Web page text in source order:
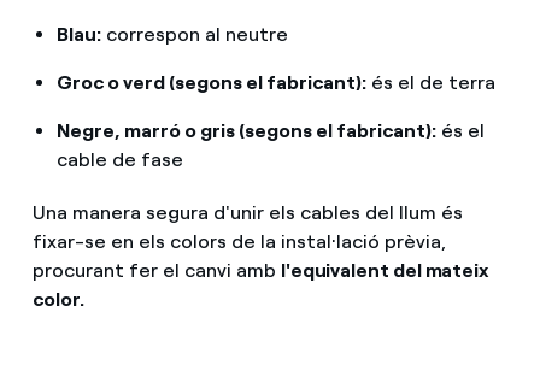
Blau:correspon al neutre
Groc o verd (segons el fabricant):és el de terra
Negre, marró o gris (segons el fabricant):és el
cable de fase
Una manera segura d'unir els cables del llum és
fixar-se en els colors de la instal·lació prèvia,
procurant fer el canvi amb l'equivalent del mateix
color.